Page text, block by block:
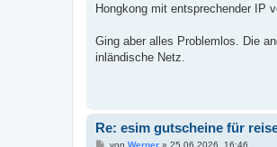
Hongkong mit entsprechender IP
Ging aber alles Problemlos. Die
inländische Netz.
Re: esim gutscheine für
Bvon Werner» 25.06.2026, 16:46